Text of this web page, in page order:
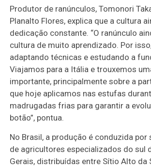
Produtor de ranúnculos, Tomonori
Planalto Flores, explica que a cultura
dedicação constante. “O ranúnculo
cultura de muito aprendizado. Por
adaptando técnicas e estudando a
Viajamos para a Itália e trouxemos
importante, principalmente sobre a
que hoje aplicamos nas estufas
madrugadas frias para garantir a
botão”, pontua.
No Brasil, a produção é conduzida
de agricultores especializados do sul
Gerais, distribuídas entre Sítio Alto da